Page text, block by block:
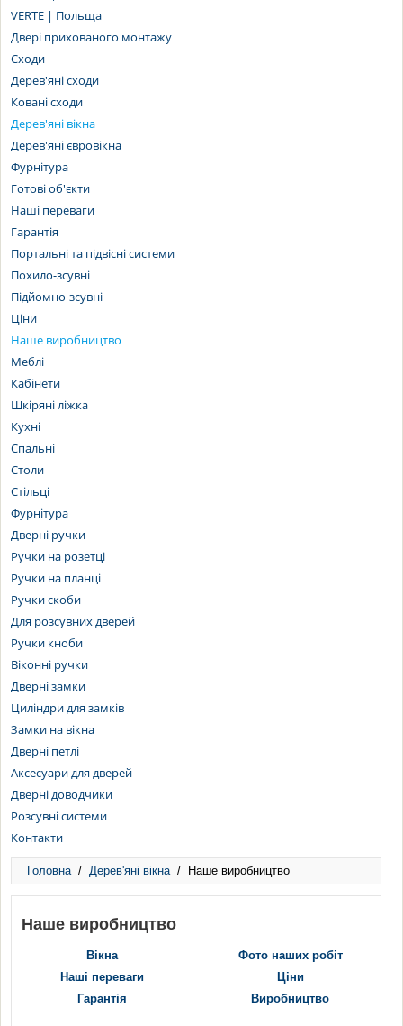
VERTE | Польща
Двері прихованого монтажу
Сходи
Дерев'яні сходи
Ковані сходи
Дерев'яні вікна
Дерев'яні євровікна
Фурнітура
Готові об'єкти
Наші переваги
Гарантія
Портальні та підвісні системи
Похило-зсувні
Підйомно-зсувні
Ціни
Наше виробництво
Меблі
Кабінети
Шкіряні ліжка
Кухні
Спальні
Столи
Стільці
Фурнітура
Дверні ручки
Ручки на розетці
Ручки на планці
Ручки скоби
Для розсувних дверей
Ручки кноби
Віконні ручки
Дверні замки
Циліндри для замків
Замки на вікна
Дверні петлі
Аксесуари для дверей
Дверні доводчики
Розсувні системи
Контакти
Головна / Дерев'яні вікна / Наше виробництво
Наше виробництво
Вікна
Фото наших робіт
Наші переваги
Ціни
Гарантія
Виробництво